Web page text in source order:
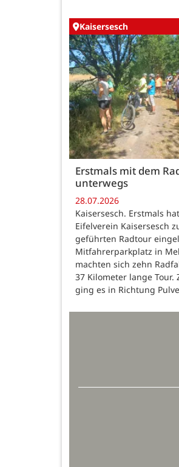
Kaisersesch
Erstmals mit dem
unterwegs
28.07.2026
Kaisersesch. Erstmals
Eifelverein Kaisersesch
geführten Radtour
Mitfahrerparkplatz in
machten sich zehn
37 Kilometer lange Tour.
ging es in Richtung